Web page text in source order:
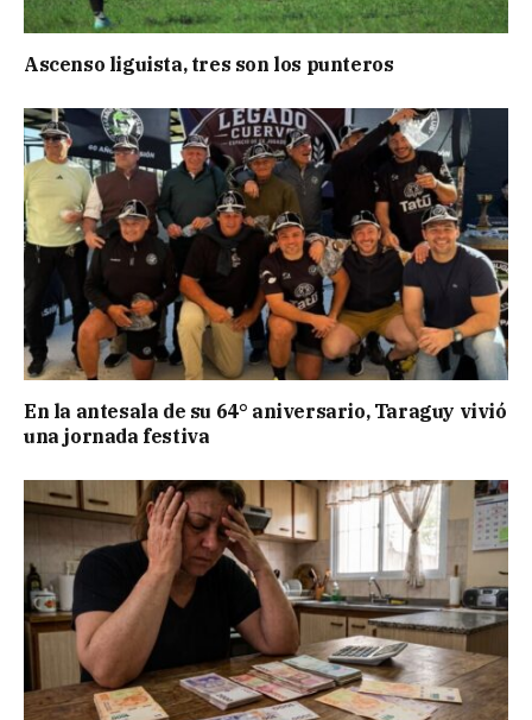
Ascenso liguista, tres son los punteros
En la antesala de su 64° aniversario, Taraguy vivió
una jornada festiva